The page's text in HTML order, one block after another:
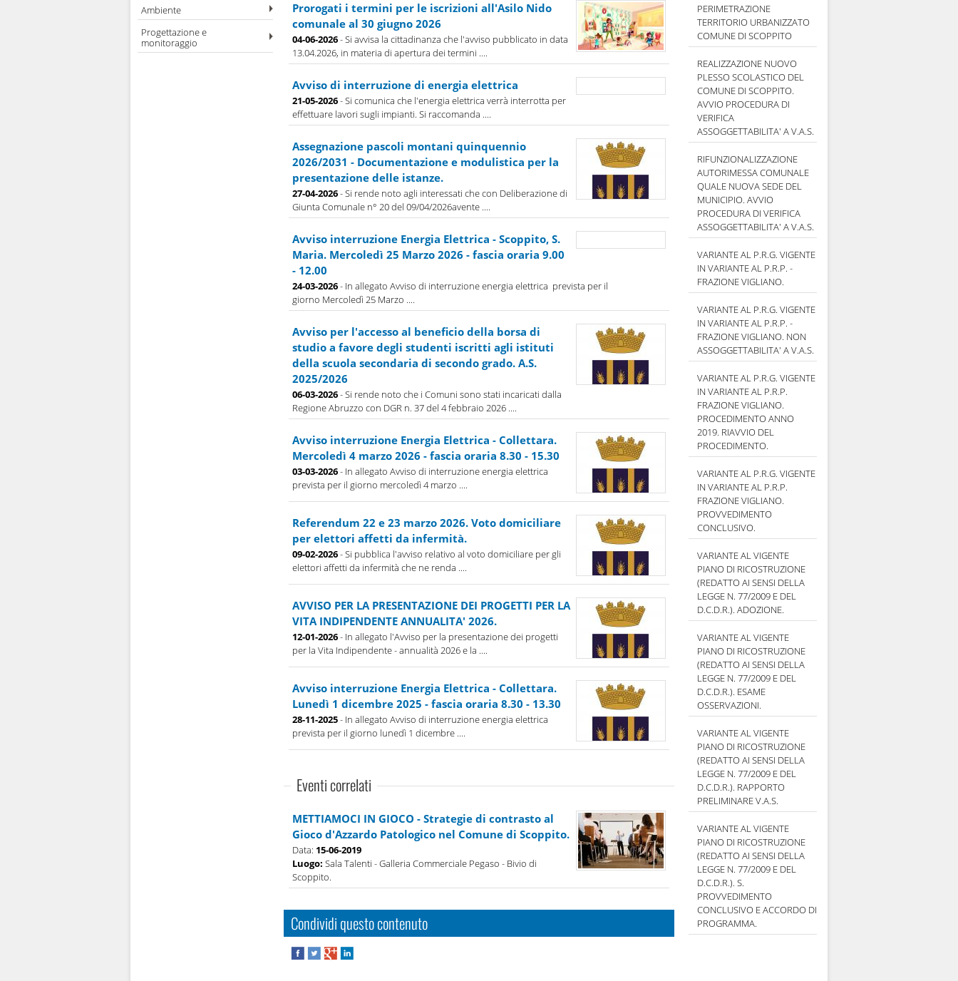
Ambiente
Progettazione e
monitoraggio
PERIMETRAZIONE
TERRITORIO URBANIZZATO
COMUNE DI SCOPPITO
REALIZZAZIONE NUOVO
PLESSO SCOLASTICO DEL
COMUNE DI SCOPPITO.
AVVIO PROCEDURA DI
VERIFICA
ASSOGGETTABILITA' A V.A.S.
RIFUNZIONALIZZAZIONE
AUTORIMESSA COMUNALE
QUALE NUOVA SEDE DEL
MUNICIPIO. AVVIO
PROCEDURA DI VERIFICA
ASSOGGETTABILITA' A V.A.S.
VARIANTE AL P.R.G. VIGENTE
IN VARIANTE AL P.R.P. -
FRAZIONE VIGLIANO.
VARIANTE AL P.R.G. VIGENTE
IN VARIANTE AL P.R.P. -
FRAZIONE VIGLIANO. NON
ASSOGGETTABILITA' A V.A.S.
VARIANTE AL P.R.G. VIGENTE
IN VARIANTE AL P.R.P.
FRAZIONE VIGLIANO.
PROCEDIMENTO ANNO
2019. RIAVVIO DEL
PROCEDIMENTO.
VARIANTE AL P.R.G. VIGENTE
IN VARIANTE AL P.R.P.
FRAZIONE VIGLIANO.
PROVVEDIMENTO
CONCLUSIVO.
VARIANTE AL VIGENTE
PIANO DI RICOSTRUZIONE
(REDATTO AI SENSI DELLA
LEGGE N. 77/2009 E DEL
D.C.D.R.). ADOZIONE.
VARIANTE AL VIGENTE
PIANO DI RICOSTRUZIONE
(REDATTO AI SENSI DELLA
LEGGE N. 77/2009 E DEL
D.C.D.R.). ESAME
OSSERVAZIONI.
VARIANTE AL VIGENTE
PIANO DI RICOSTRUZIONE
(REDATTO AI SENSI DELLA
LEGGE N. 77/2009 E DEL
D.C.D.R.). RAPPORTO
PRELIMINARE V.A.S.
VARIANTE AL VIGENTE
PIANO DI RICOSTRUZIONE
(REDATTO AI SENSI DELLA
LEGGE N. 77/2009 E DEL
D.C.D.R.). S.
PROVVEDIMENTO
CONCLUSIVO E ACCORDO DI
PROGRAMMA.
Prorogati i termini per le iscrizioni all'Asilo Nido
comunale al 30 giugno 2026
04-06-2026- Si avvisa la cittadinanza che l'avviso pubblicato in data
13.04.2026, in materia di apertura dei termini ....
Avviso di interruzione di energia elettrica
21-05-2026- Si comunica che l'energia elettrica verrà interrotta per
effettuare lavori sugli impianti. Si raccomanda ....
Assegnazione pascoli montani quinquennio
2026/2031 - Documentazione e modulistica per la
presentazione delle istanze.
27-04-2026- Si rende noto agli interessati che con Deliberazione di
Giunta Comunale n° 20 del 09/04/2026avente ....
Avviso interruzione Energia Elettrica - Scoppito, S.
Maria. Mercoledì 25 Marzo 2026 - fascia oraria 9.00
- 12.00
24-03-2026- In allegato Avviso di interruzione energia elettrica prevista per il
giorno Mercoledì 25 Marzo ....
Avviso per l'accesso al beneficio della borsa di
studio a favore degli studenti iscritti agli istituti
della scuola secondaria di secondo grado. A.S.
2025/2026
06-03-2026- Si rende noto che i Comuni sono stati incaricati dalla
Regione Abruzzo con DGR n. 37 del 4 febbraio 2026 ....
Avviso interruzione Energia Elettrica - Collettara.
Mercoledì 4 marzo 2026 - fascia oraria 8.30 - 15.30
03-03-2026- In allegato Avviso di interruzione energia elettrica
prevista per il giorno mercoledì 4 marzo ....
Referendum 22 e 23 marzo 2026. Voto domiciliare
per elettori affetti da infermità.
09-02-2026- Si pubblica l'avviso relativo al voto domiciliare per gli
elettori affetti da infermità che ne renda ....
AVVISO PER LA PRESENTAZIONE DEI PROGETTI PER LA
VITA INDIPENDENTE ANNUALITA' 2026.
12-01-2026- In allegato l'Avviso per la presentazione dei progetti
per la Vita Indipendente - annualità 2026 e la ....
Avviso interruzione Energia Elettrica - Collettara.
Lunedì 1 dicembre 2025 - fascia oraria 8.30 - 13.30
28-11-2025- In allegato Avviso di interruzione energia elettrica
prevista per il giorno lunedì 1 dicembre ....
Eventi correlati
METTIAMOCI IN GIOCO - Strategie di contrasto al
Gioco d'Azzardo Patologico nel Comune di Scoppito.
Data: 15-06-2019
Luogo: Sala Talenti - Galleria Commerciale Pegaso - Bivio di
Scoppito.
Condividi questo contenuto